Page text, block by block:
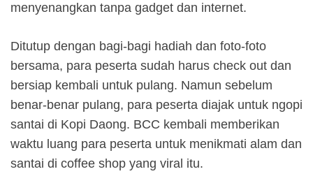
menyenangkan tanpa gadget dan internet.
Ditutup dengan bagi-bagi hadiah dan foto-foto
bersama, para peserta sudah harus check out dan
bersiap kembali untuk pulang. Namun sebelum
benar-benar pulang, para peserta diajak untuk ngopi
santai di Kopi Daong. BCC kembali memberikan
waktu luang para peserta untuk menikmati alam dan
santai di coffee shop yang viral itu.